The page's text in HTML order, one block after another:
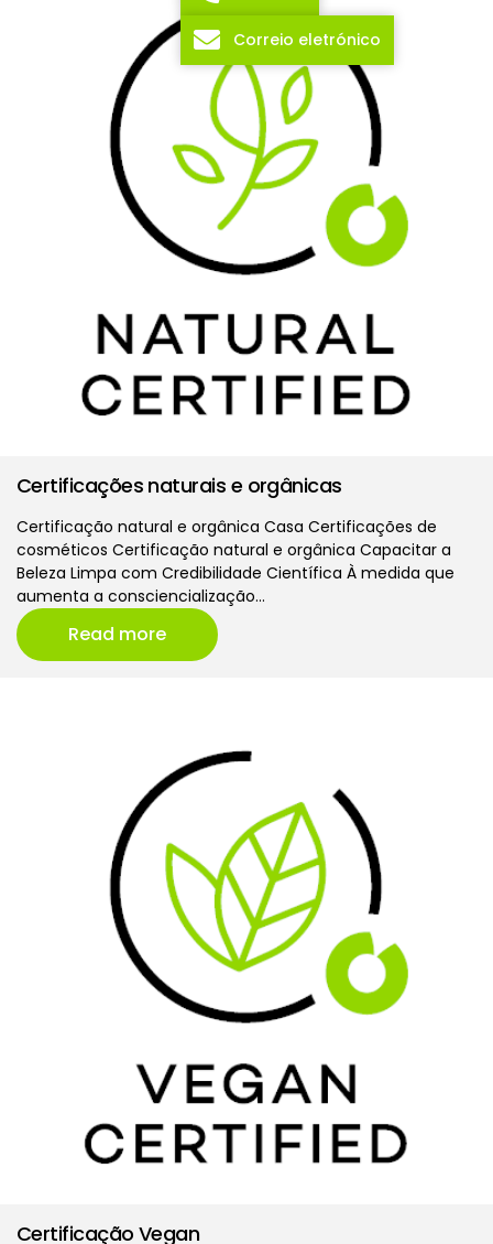
Certificações naturais e orgânicas
Certificação natural e orgânica Casa Certificações de
cosméticos Certificação natural e orgânica Capacitar a
Beleza Limpa com Credibilidade Científica À medida que
aumenta a consciencialização…
Read more
Certificação Vegan
Correio eletrónico